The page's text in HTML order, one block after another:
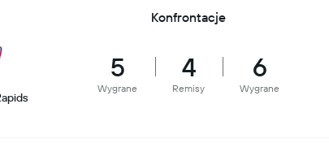
Konfrontacje
5
Wygrane
4
Remisy
6
Wygrane